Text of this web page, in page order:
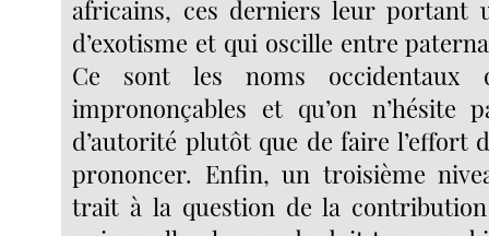
africains, ces derniers leur portant
d’exotisme et qui oscille entre
Ce sont les noms occidentaux
imprononçables et qu’on n’hésite
d’autorité plutôt que de faire l’effort
prononcer. Enfin, un troisième
trait à la question de la